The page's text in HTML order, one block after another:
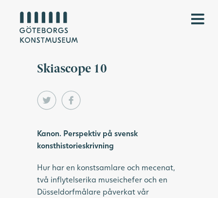
Skiascope 10
Kanon. Perspektiv på svensk
konsthistorieskrivning
Hur har en konstsamlare och mecenat,
två inflytelserika museichefer och en
Düsseldorfmålare påverkat vår